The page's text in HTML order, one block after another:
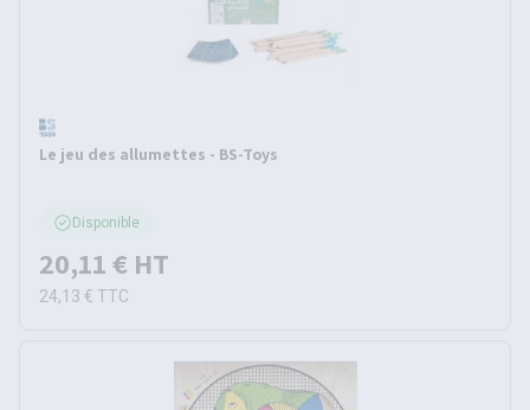
Le jeu des allumettes - BS-Toys
Disponible
20,11 € HT
24,13 € TTC